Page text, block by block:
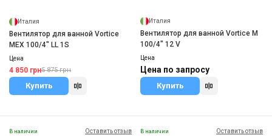
Италия
Вентилятор для ванной Vortice
MEX 100/4" LL 1S
Цена
4 850 грн5 875 грн
Купить
Италия
Вентилятор для ванной Vortice M
100/4" 12 V
Цена
Цена по запросу
Купить
В наличии Оставить отзыв В наличии Оставить отзыв